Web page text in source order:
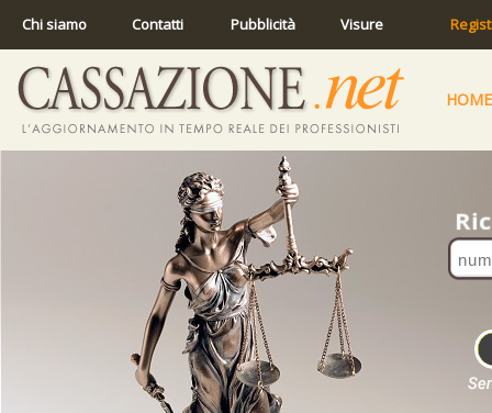
Chi siamo Contatti Pubblicità Visure
HOME